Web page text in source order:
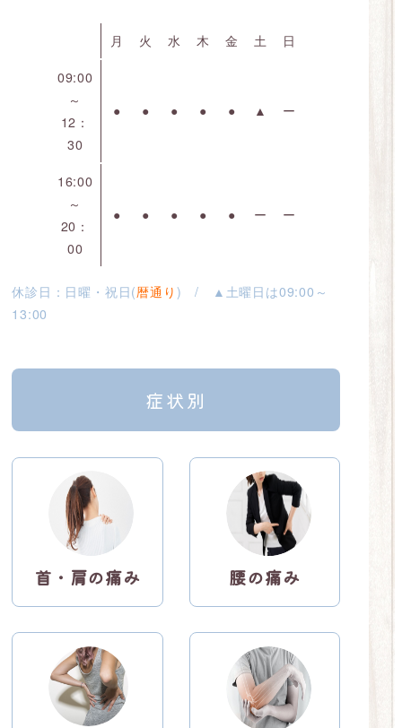
月 火 水 木 金 土 日
09:00
～
12：
30
● ● ● ● ● ▲ ー
16:00
～
20：
00
● ● ● ● ● ー ー
休診日：日曜・祝日(暦通り ) / ▲土曜日は09:00～
13:00
症状別
首・肩の痛み
ン
腰の痛み
ン